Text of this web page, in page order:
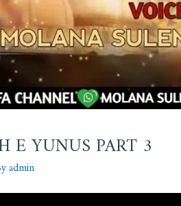
E YUNUS PART 3
admin